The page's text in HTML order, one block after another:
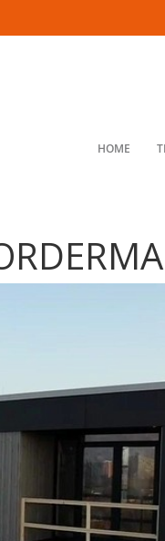
HOME